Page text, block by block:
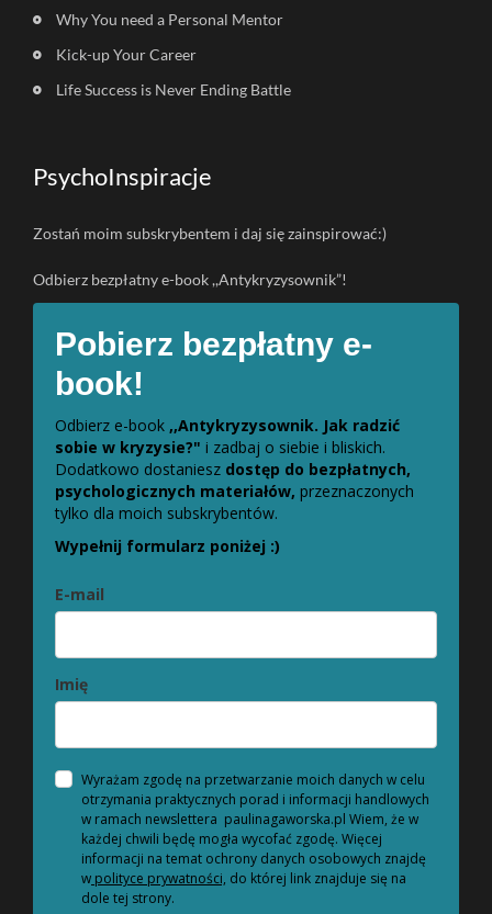
Why You need a Personal Mentor
Kick-up Your Career
Life Success is Never Ending Battle
PsychoInspiracje
Zostań moim subskrybentem i daj się zainspirować:)
Odbierz bezpłatny e-book ,,Antykryzysownik”!
Pobierz bezpłatny e-
book!
Odbierz e-book ,,Antykryzysownik. Jak radzić
sobie w kryzysie?" i zadbaj o siebie i bliskich.
Dodatkowo dostaniesz dostęp do bezpłatnych,
psychologicznych materiałów, przeznaczonych
tylko dla moich subskrybentów.
Wypełnij formularz poniżej :)
E-mail
Imię
Wyrażam zgodę na przetwarzanie moich danych w celu
otrzymania praktycznych porad i informacji handlowych
w ramach newslettera paulinagaworska.pl Wiem, że w
każdej chwili będę mogła wycofać zgodę. Więcej
informacji na temat ochrony danych osobowych znajdę
w polityce prywatności, do której link znajduje się na
dole tej strony.